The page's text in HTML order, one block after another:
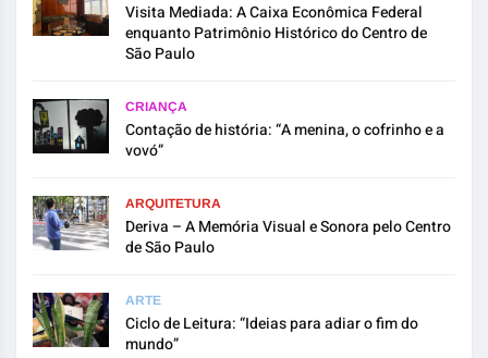
Visita Mediada: A Caixa Econômica Federal
enquanto Patrimônio Histórico do Centro de
São Paulo
CRIANÇA
Contação de história: “A menina, o cofrinho e a
vovó”
ARQUITETURA
Deriva – A Memória Visual e Sonora pelo Centro
de São Paulo
ARTE
Ciclo de Leitura: “Ideias para adiar o fim do
mundo”